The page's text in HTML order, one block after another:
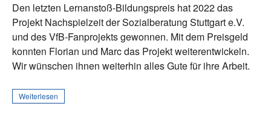
Den letzten Lernanstoß-Bildungspreis hat 2022 das
Projekt Nachspielzeit der Sozialberatung Stuttgart e.V.
und des VfB-Fanprojekts gewonnen. Mit dem Preisgeld
konnten Florian und Marc das Projekt weiterentwickeln.
Wir wünschen ihnen weiterhin alles Gute für ihre Arbeit.
Weiterlesen